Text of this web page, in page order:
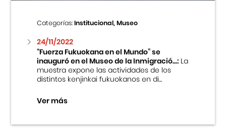
Categorías:Institucional, Museo
24/11/2022
“Fuerza Fukuokana en el Mundo” se
inauguró en el Museo de la Inmigració...:La
muestra expone las actividades de los
distintos kenjinkai fukuokanos en di...
Ver más